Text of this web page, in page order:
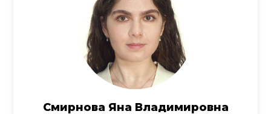
Смирнова Яна Владимировна